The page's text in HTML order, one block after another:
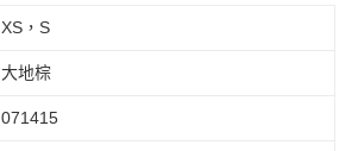
XS，S
大地棕
071415